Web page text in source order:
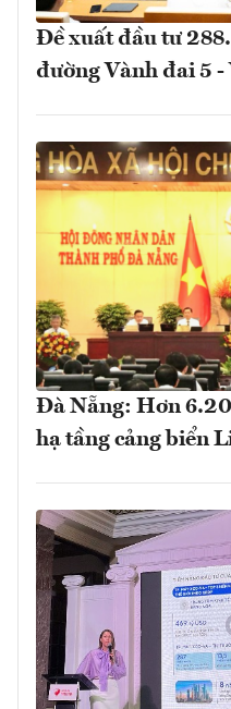
Đề xuất đầu tư
đường Vành đai 5
Đà Nẵng: Hơn
hạ tầng cảng biển